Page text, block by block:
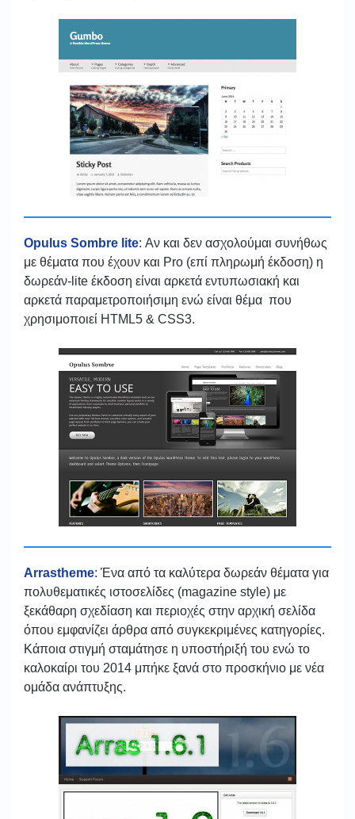
Opulus Sombre lite: Αν και δεν ασχολούμαι συνήθως
με θέματα που έχουν και Pro (επί πληρωμή έκδοση) η
δωρεάν-lite έκδοση είναι αρκετά εντυπωσιακή και
αρκετά παραμετροποιήσιμη ενώ είναι θέμα που
χρησιμοποιεί HTML5 & CSS3.
Arrastheme: Ένα από τα καλύτερα δωρεάν θέματα για
πολυθεματικές ιστοσελίδες (magazine style) με
ξεκάθαρη σχεδίαση και περιοχές στην αρχική σελίδα
όπου εμφανίζει άρθρα από συγκεκριμένες κατηγορίες.
Κάποια στιγμή σταμάτησε η υποστήριξή του ενώ το
καλοκαίρι του 2014 μπήκε ξανά στο προσκήνιο με νέα
ομάδα ανάπτυξης.